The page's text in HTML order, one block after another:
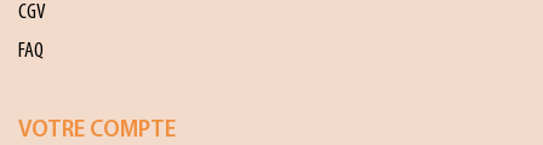
CGV
FAQ
VOTRE COMPTE